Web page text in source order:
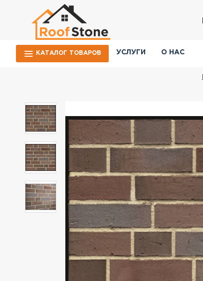
КАТАЛОГ ТОВАРОВ УСЛУГИ О НАС